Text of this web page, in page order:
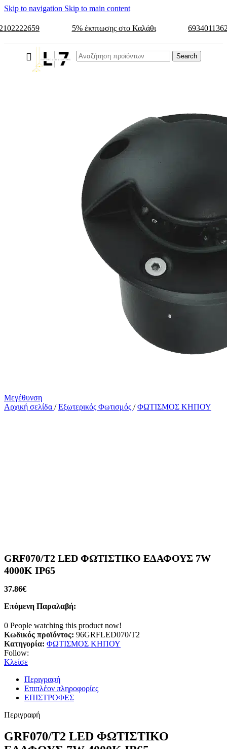
Skip to navigation Skip to main content
5% έκπτωσης στο Καλάθι
Search
Μεγέθυνση
Αρχική σελίδα / Εξωτερικός Φωτισμός / ΦΩΤΙΣΜΟΣ ΚΗΠΟΥ
GRF070/T2 LED ΦΩΤΙΣΤΙΚΟ ΕΔΑΦΟΥΣ 7W
4000K IP65
37.86€
Επόμενη Παραλαβή:
0 People watching this product now!
Κωδικός προϊόντος: 96GRFLED070/T2
Κατηγορία: ΦΩΤΙΣΜΟΣ ΚΗΠΟΥ
Follow:
Κλείσε
Περιγραφή
Επιπλέον πληροφορίες
ΕΠΙΣΤΡΟΦΕΣ
Περιγραφή
GRF070/T2 LED ΦΩΤΙΣΤΙΚΟ